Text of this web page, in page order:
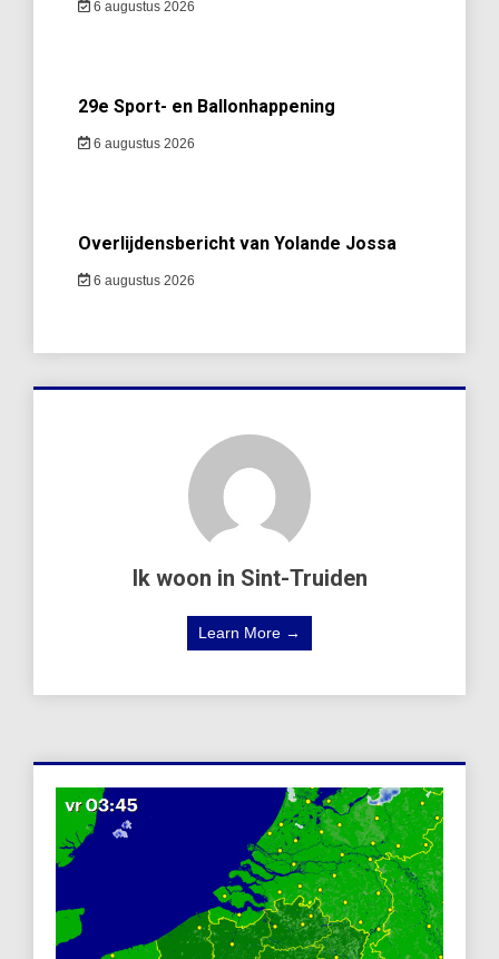
6 augustus 2026
29e Sport- en Ballonhappening
6 augustus 2026
Overlijdensbericht van Yolande Jossa
6 augustus 2026
Ik woon in Sint-Truiden
Learn More →